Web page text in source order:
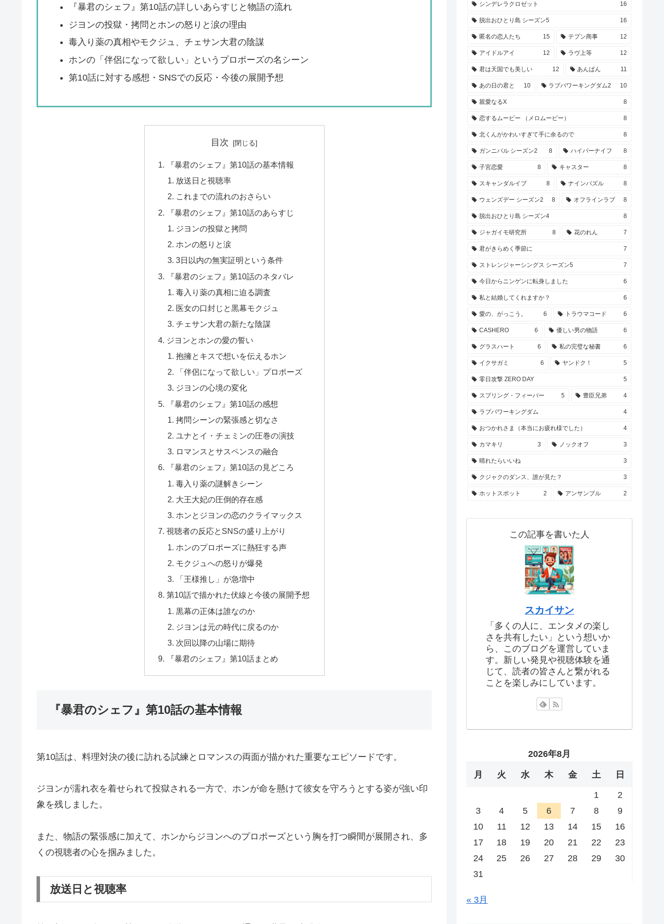
『暴君のシェフ』第10話の詳しいあらすじと物語の流れ
ジヨンの投獄・拷問とホンの怒りと涙の理由
毒入り薬の真相やモクジュ、チェサン大君の陰謀
ホンの「伴侶になって欲しい」というプロポーズの名シーン
第10話に対する感想・SNSでの反応・今後の展開予想
目次
『暴君のシェフ』第10話の基本情報
放送日と視聴率
これまでの流れのおさらい
『暴君のシェフ』第10話のあらすじ
ジヨンの投獄と拷問
ホンの怒りと涙
3日以内の無実証明という条件
『暴君のシェフ』第10話のネタバレ
毒入り薬の真相に迫る調査
医女の口封じと黒幕モクジュ
チェサン大君の新たな陰謀
ジヨンとホンの愛の誓い
抱擁とキスで想いを伝えるホン
「伴侶になって欲しい」プロポーズ
ジヨンの心境の変化
『暴君のシェフ』第10話の感想
拷問シーンの緊張感と切なさ
ユナとイ・チェミンの圧巻の演技
ロマンスとサスペンスの融合
『暴君のシェフ』第10話の見どころ
毒入り薬の謎解きシーン
大王大妃の圧倒的存在感
ホンとジヨンの恋のクライマックス
視聴者の反応とSNSの盛り上がり
ホンのプロポーズに熱狂する声
モクジュへの怒りが爆発
「王様推し」が急増中
第10話で描かれた伏線と今後の展開予想
黒幕の正体は誰なのか
ジヨンは元の時代に戻るのか
次回以降の山場に期待
『暴君のシェフ』第10話まとめ
『暴君のシェフ』第10話の基本情報
第10話は、料理対決の後に訪れる試練とロマンスの両面が描かれた重要なエピソードです。
ジヨンが濡れ衣を着せられて投獄される一方で、ホンが命を懸けて彼女を守ろうとする姿が強い印
象を残しました。
また、物語の緊張感に加えて、ホンからジヨンへのプロポーズという胸を打つ瞬間が展開され、多
くの視聴者の心を掴みました。
放送日と視聴率
シンデレラクロゼット 16
脱出おひとり島 シーズン5 16
匿名の恋人たち 15 テプン商事 12
アイドルアイ 12 ラヴ上等 12
君は天国でも美しい 12 あんぱん 11
あの日の君と 10 ラブパワーキングダム2 10
親愛なるX 8
恋するムービー （メロムービー） 8
北くんがかわいすぎて手に余るので 8
ガンニバル シーズン2 8 ハイパーナイフ 8
子宮恋愛 8 キャスター 8
スキャンダルイブ 8 ナインパズル 8
ウェンズデー シーズン2 8 オフラインラブ 8
脱出おひとり島 シーズン4 8
ジャガイモ研究所 8 花のれん 7
君がきらめく季節に 7
ストレンジャーシングス シーズン5 7
今日からニンゲンに転身しました 6
私と結婚してくれますか？ 6
愛の、がっこう。 6 トラウマコード 6
CASHERO 6 優しい男の物語 6
グラスハート 6 私の完璧な秘書 6
イクサガミ 6 ヤンドク！ 5
零日攻撃 ZERO DAY 5
スプリング・フィーバー 5 豊臣兄弟 4
ラブパワーキングダム 4
おつかれさま（本当にお疲れ様でした） 4
カマキリ 3 ノックオフ 3
晴れたらいいね 3
クジャクのダンス、誰が見た？ 3
ホットスポット 2 アンサンブル 2
この記事を書いた人
スカイサン
「多くの人に、エンタメの楽し
さを共有したい」という想いか
ら、このブログを運営していま
す。新しい発見や視聴体験を通
じて、読者の皆さんと繋がれる
ことを楽しみにしています。
2026年8月
月 火 水 木 金 土 日
1
2
3
4 5 6 7 8
9
10
11 12 13 14 15
16
17
18 19 20 21 22
23
24
25 26 27 28 29
30
31
« 3月